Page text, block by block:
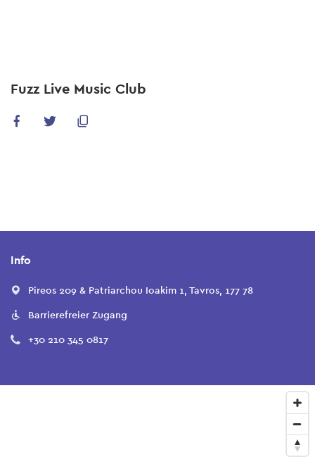
content
Fuzz Live Music Club
Info
Pireos 209 & Patriarchou Ioakim 1, Tavros, 177 78
Barrierefreier Zugang
+30 210 345 0817